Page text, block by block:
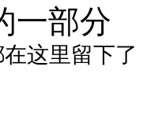
一部分
这里留下了